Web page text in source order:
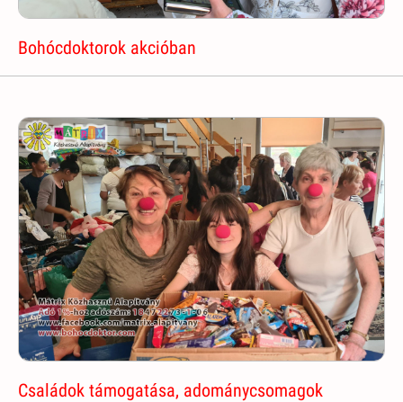
Bohócdoktorok akcióban
Családok támogatása, adománycsomagok